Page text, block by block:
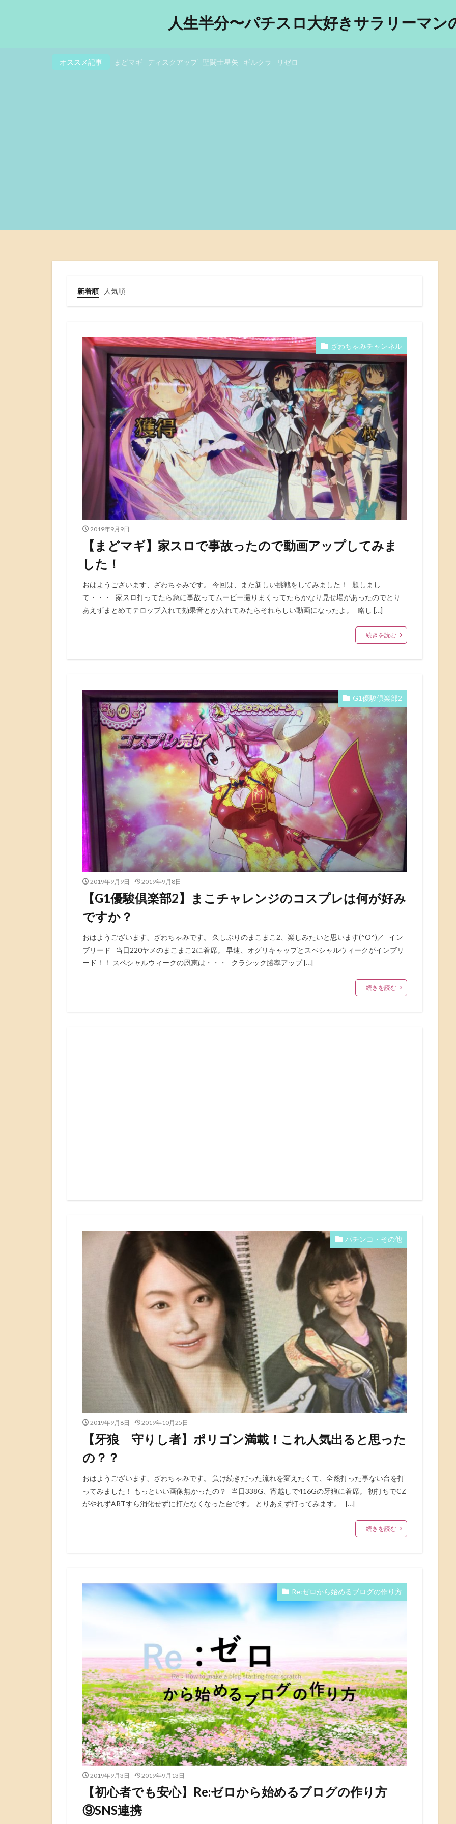
人生半分〜パチスロ大好きサラリーマン
オススメ記事 まどマギ ディスクアップ 聖闘士星矢 ギルクラ リゼロ
新着順 人気順
ざわちゃみチャンネル
2019年9月9日
【まどマギ】家スロで事故ったので動画アップしてみま
した！
おはようございます、ざわちゃみです。 今回は、また新しい挑戦をしてみました！ 題しまし
て・・・ 家スロ打ってたら急に事故ってムービー撮りまくってたらかなり見せ場があったのでとり
あえずまとめてテロップ入れて効果音とか入れてみたらそれらしい動画になったよ。 略し […]
続きを読む
G1優駿倶楽部2
2019年9月9日 2019年9月8日
【G1優駿倶楽部2】まこチャレンジのコスプレは何が好み
ですか？
おはようございます、ざわちゃみです。 久しぶりのまこまこ2、楽しみたいと思います(^O^)／ イン
ブリード 当日220ヤメのまこまこ2に着席。 早速、オグリキャップとスペシャルウィークがインブリ
ード！！ スペシャルウィークの恩恵は・・・ クラシック勝率アップ […]
続きを読む
パチンコ・その他
2019年9月8日 2019年10月25日
【牙狼 守りし者】ポリゴン満載！これ人気出ると思った
の？？
おはようございます、ざわちゃみです。 負け続きだった流れを変えたくて、全然打った事ない台を打
ってみました！ もっといい画像無かったの？ 当日338G、宵越しで416Gの牙狼に着席。 初打ちでCZ
がやれずARTすら消化せずに打たなくなった台です。 とりあえず打ってみます。 […]
続きを読む
Re:ゼロから始めるブログの作り方
2019年9月3日 2019年9月13日
【初心者でも安心】Re:ゼロから始めるブログの作り方
⑨SNS連携